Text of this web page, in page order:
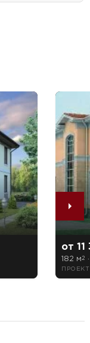
от 11
182 м2